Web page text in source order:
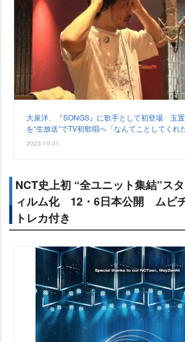
大泉洋、『SONGS』に歌手として初登場 玉
を“生放送”でTV初歌唱へ「なんてことしてくれ
2023-10-31
NCT史上初 “全ユニット集結”ス
ィルム化 12・6日本公開 ムビ
トレカ付き